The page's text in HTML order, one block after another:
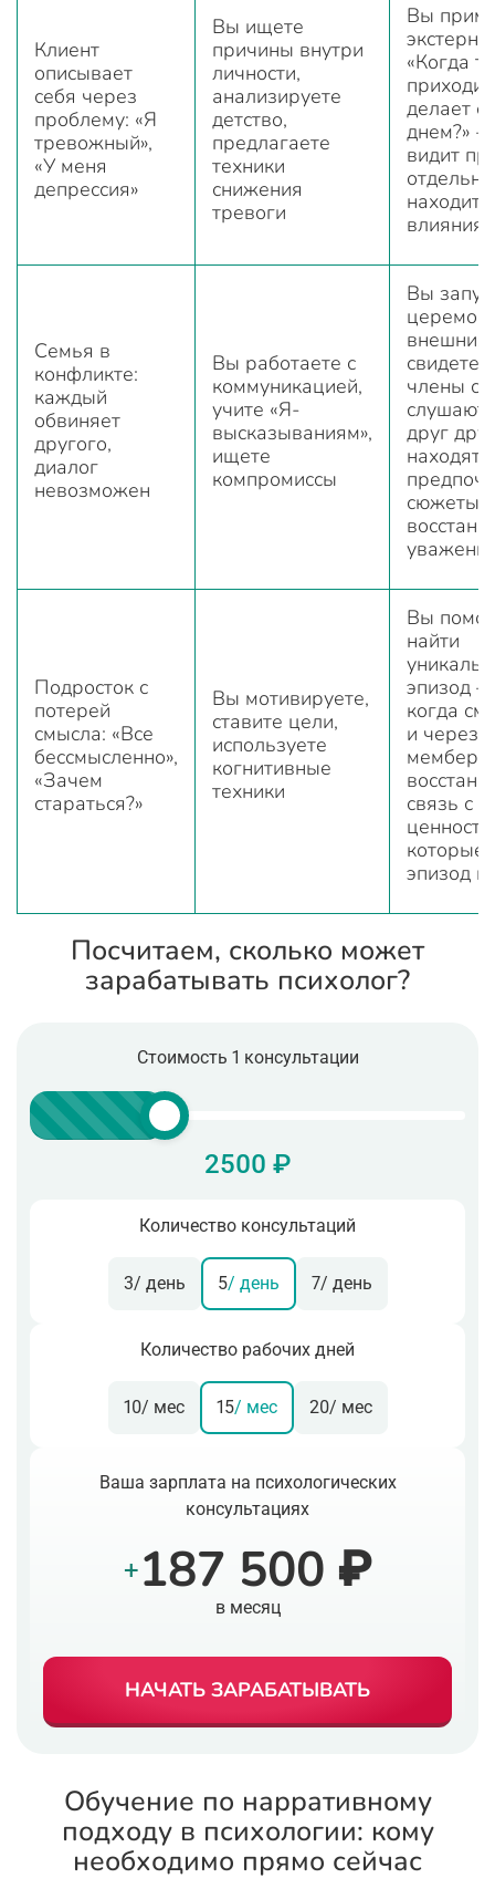
Клиент
описывает
себя через
проблему: «Я
тревожный»,
«У меня
депрессия»
Вы ищете
причины внутри
личности,
анализируете
детство,
предлагаете
техники
снижения
тревоги
Вы
«Когда
делает
днем?»
видит
находит
влияния
Семья в
конфликте:
каждый
обвиняет
другого,
диалог
невозможен
Вы работаете с
коммуникацией,
учите «Я-
высказываниям»,
ищете
компромиссы
Вы
внешних
члены
слушают
друг
находят
сюжеты,
Подросток с
потерей
смысла: «Все
бессмысленно»,
«Зачем
стараться?»
Вы мотивируете,
ставите цели,
используете
когнитивные
техники
Вы
найти
эпизод
когда
и через
связь с
которые
эпизод
Посчитаем, сколько может
зарабатывать психолог?
Стоимость 1 консультации
2500 ₽
Количество консультаций
3/ день 5/ день 7/ день
Количество рабочих дней
10/ мес 15/ мес 20/ мес
Ваша зарплата на психологических
консультациях
+187 500 ₽
в месяц
НАЧАТЬ ЗАРАБАТЫВАТЬ
Обучение по нарративному
подходу в психологии: кому
необходимо прямо сейчас